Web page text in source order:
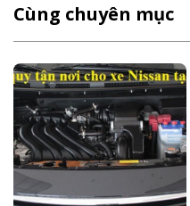
Cùng chuyên mục